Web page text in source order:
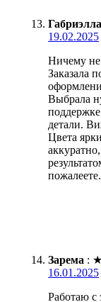
Габриэлла
19.02.2025
Ничему не
Заказала
Выбрала
детали.
Цвета
пожалеете.
Зарема : ★
16.01.2025
Работаю с